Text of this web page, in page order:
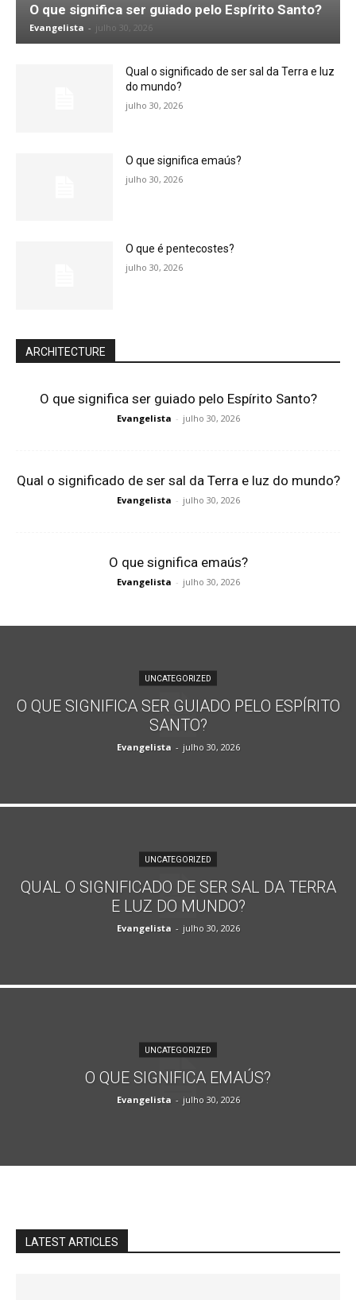
O que significa ser guiado pelo Espírito Santo?
Evangelista - julho 30, 2026
Qual o significado de ser sal da Terra e luz
do mundo?
julho 30, 2026
O que significa emaús?
julho 30, 2026
O que é pentecostes?
julho 30, 2026
ARCHITECTURE
O que significa ser guiado pelo Espírito Santo?
Evangelista - julho 30, 2026
Qual o significado de ser sal da Terra e luz do mundo?
Evangelista - julho 30, 2026
O que significa emaús?
Evangelista - julho 30, 2026
UNCATEGORIZED
O QUE SIGNIFICA SER GUIADO PELO ESPÍRITO
SANTO?
Evangelista - julho 30, 2026
UNCATEGORIZED
QUAL O SIGNIFICADO DE SER SAL DA TERRA
E LUZ DO MUNDO?
Evangelista - julho 30, 2026
UNCATEGORIZED
O QUE SIGNIFICA EMAÚS?
Evangelista - julho 30, 2026
LATEST ARTICLES